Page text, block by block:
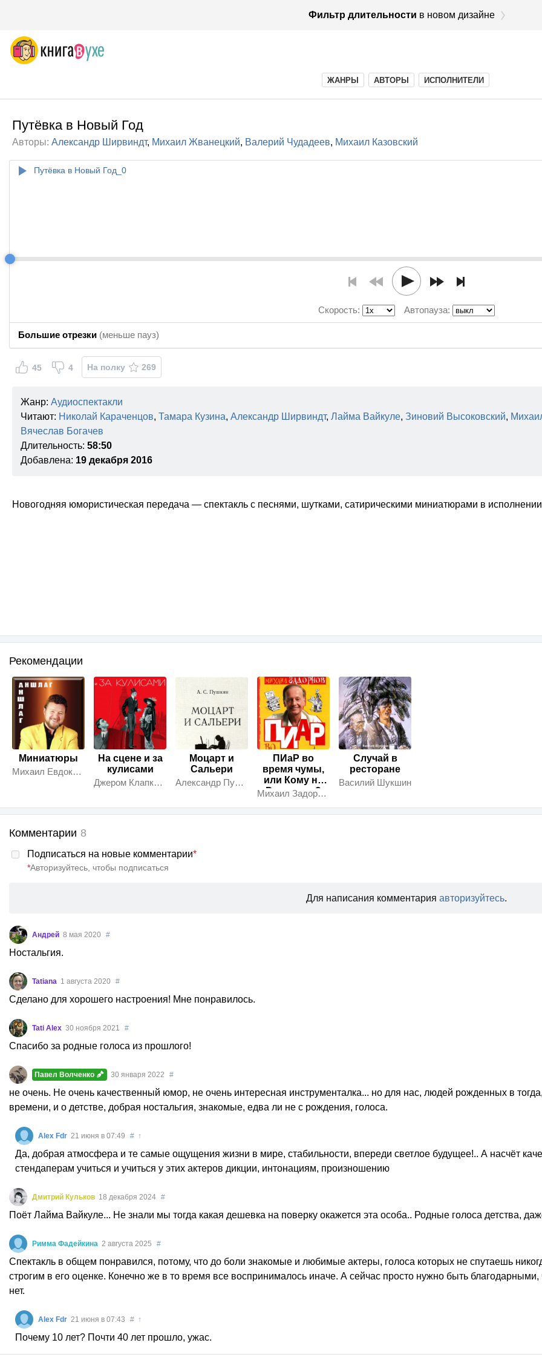
Фильтр длительности в новом дизайне
ЖАНРЫ АВТОРЫ ИСПОЛНИТЕЛИ
Путёвка в Новый Год
Авторы: Александр Ширвиндт, Михаил Жванецкий, Валерий Чудадеев, Михаил Казовский
Путёвка в Новый Год_0
Скорость: Автопауза:
Большие отрезки (меньше пауз)
45 4 На полку 269
Жанр: Аудиоспектакли
Читают: Николай Караченцов, Тамара Кузина, Александр Ширвиндт, Лайма Вайкуле, Зиновий Высоковский,
Вячеслав Богачев
Длительность: 58:50
Добавлена: 19 декабря 2016
Новогодняя юмористическая передача — спектакль с песнями, шутками, сатирическими миниатюрами в
Рекомендации
Миниатюры
Михаил Евдокимов
На сцене и за
кулисами
Джером Клапка Джером
Моцарт и
Сальери
Александр Пушкин
ПИаР во
время чумы,
или Кому на
Руси жить?Михаил Задорнов
Случай в
ресторане
Василий Шукшин
Комментарии 8
Подписаться на новые комментарии*
*Авторизуйтесь, чтобы подписаться
Для написания комментария авторизуйтесь.
Андрей 8 мая 2020 #
Ностальгия.
Tatiana 1 августа 2020 #
Сделано для хорошего настроения! Мне понравилось.
Tati Alex 30 ноября 2021 #
Спасибо за родные голоса из прошлого!
Павел Волченко 30 января 2022 #
не очень. Не очень качественный юмор, не очень интересная инструменталка... но для нас, людей рожденных в
времени, и о детстве, добрая ностальгия, знакомые, едва ли не с рождения, голоса.
Alex Fdr 21 июня в 07:49 # ↑
Да, добрая атмосфера и те самые ощущения жизни в мире, стабильности, впереди светлое будущее!.. А насчёт
стендаперам учиться и учиться у этих актеров дикции, интонациям, произношению
Дмитрий Кульков 18 декабря 2024 #
Поёт Лайма Вайкуле... Не знали мы тогда какая дешевка на поверку окажется эта особа.. Родные голоса детства,
Римма Фадейкина 2 августа 2025 #
Спектакль в общем понравился, потому, что до боли знакомые и любимые актеры, голоса которых не спутаешь
строгим в его оценке. Конечно же в то время все воспринималось иначе. А сейчас просто нужно быть
нет.
Alex Fdr 21 июня в 07:43 # ↑
Почему 10 лет? Почти 40 лет прошло, ужас.